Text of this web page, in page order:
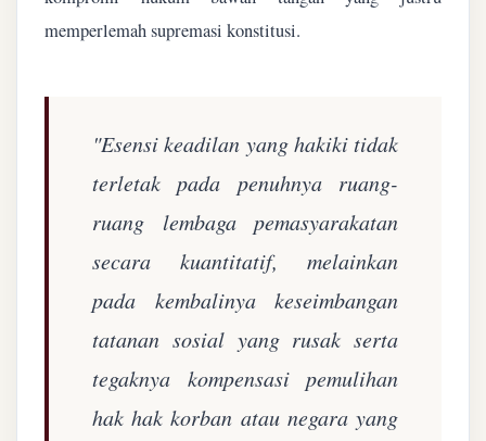
memperlemah supremasi konstitusi.
"Esensi keadilan yang hakiki tidak
terletak pada penuhnya ruang-
ruang lembaga pemasyarakatan
secara kuantitatif, melainkan
pada kembalinya keseimbangan
tatanan sosial yang rusak serta
tegaknya kompensasi pemulihan
hak hak korban atau negara yang